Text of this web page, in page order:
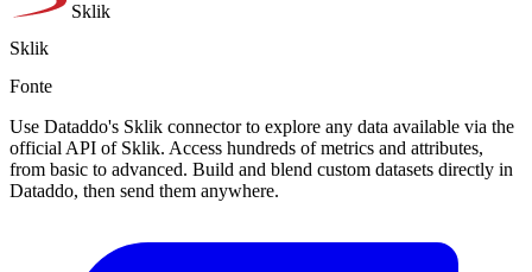
Sklik
Sklik
Fonte
Use Dataddo's Sklik connector to explore any data available via the
official API of Sklik. Access hundreds of metrics and attributes,
from basic to advanced. Build and blend custom datasets directly in
Dataddo, then send them anywhere.